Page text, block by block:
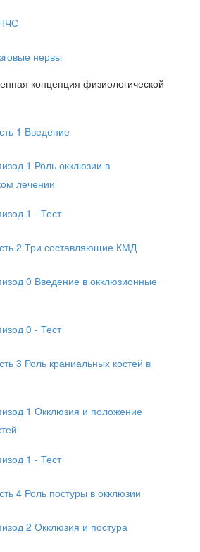
нервы
концепция физиологической
1 Введение
1 Роль окклюзии в
лечении
1 - Тест
2 Три составляющие КМД
0 Введение в окклюзионные
0 - Тест
3 Роль краниальных костей в
1 Окклюзия и положение
1 - Тест
4 Роль постуры в окклюзии
2 Окклюзия и постура